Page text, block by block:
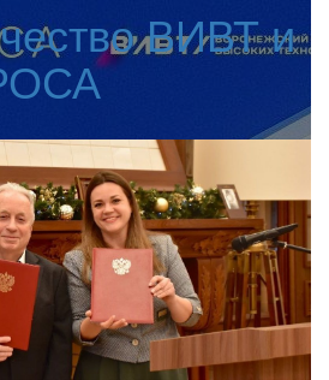
ВИВТ и